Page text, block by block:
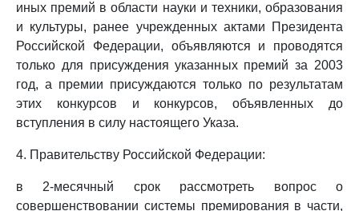
иных премий в области науки и техники, образования
и культуры, ранее учрежденных актами Президента
Российской Федерации, объявляются и проводятся
только для присуждения указанных премий за 2003
год, а премии присуждаются только по результатам
этих конкурсов и конкурсов, объявленных до
вступления в силу настоящего Указа.
4. Правительству Российской Федерации:
в 2-месячный срок рассмотреть вопрос о
совершенствовании системы премирования в части,